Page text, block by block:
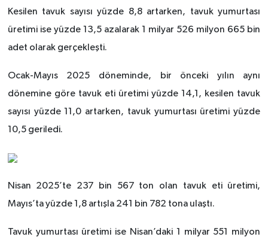
Kesilen tavuk sayısı yüzde 8,8 artarken, tavuk yumurtası
üretimi ise yüzde 13,5 azalarak 1 milyar 526 milyon 665 bin
adet olarak gerçekleşti.
Ocak-Mayıs 2025 döneminde, bir önceki yılın aynı
dönemine göre tavuk eti üretimi yüzde 14,1, kesilen tavuk
sayısı yüzde 11,0 artarken, tavuk yumurtası üretimi yüzde
10,5 geriledi.
Nisan 2025’te 237 bin 567 ton olan tavuk eti üretimi,
Mayıs’ta yüzde 1,8 artışla 241 bin 782 tona ulaştı.
Tavuk yumurtası üretimi ise Nisan’daki 1 milyar 551 milyon